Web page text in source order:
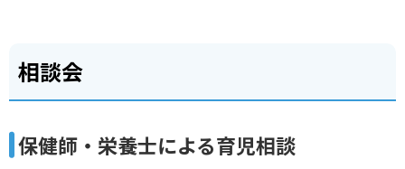
相談会
保健師・栄養士による育児相談